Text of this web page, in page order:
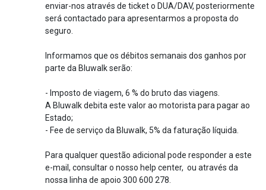
enviar-nos através de ticket o DUA/DAV, posteriormente
será contactado para apresentarmos a proposta do
seguro.
Informamos que os débitos semanais dos ganhos por
parte da Bluwalk serão:
- Imposto de viagem, 6 % do bruto das viagens.
A Bluwalk debita este valor ao motorista para pagar ao
Estado;
- Fee de serviço da Bluwalk, 5% da faturação líquida.
Para qualquer questão adicional pode responder a este
e-mail, consultar o nosso help center, ou através da
nossa linha de apoio 300 600 278.